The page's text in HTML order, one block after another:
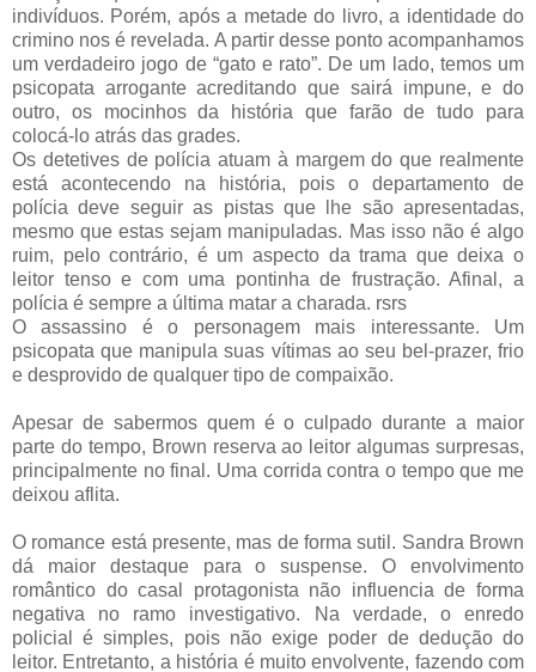
indivíduos. Porém, após a metade do livro, a identidade do
crimino nos é revelada. A partir desse ponto acompanhamos
um verdadeiro jogo de “gato e rato”. De um lado, temos um
psicopata arrogante acreditando que sairá impune, e do
outro, os mocinhos da história que farão de tudo para
colocá-lo atrás das grades.
Os detetives de polícia atuam à margem do que realmente
está acontecendo na história, pois o departamento de
polícia deve seguir as pistas que lhe são apresentadas,
mesmo que estas sejam manipuladas. Mas isso não é algo
ruim, pelo contrário, é um aspecto da trama que deixa o
leitor tenso e com uma pontinha de frustração. Afinal, a
polícia é sempre a última matar a charada. rsrs
O assassino é o personagem mais interessante. Um
psicopata que manipula suas vítimas ao seu bel-prazer, frio
e desprovido de qualquer tipo de compaixão.
Apesar de sabermos quem é o culpado durante a maior
parte do tempo, Brown reserva ao leitor algumas surpresas,
principalmente no final. Uma corrida contra o tempo que me
deixou aflita.
O romance está presente, mas de forma sutil. Sandra Brown
dá maior destaque para o suspense. O envolvimento
romântico do casal protagonista não influencia de forma
negativa no ramo investigativo. Na verdade, o enredo
policial é simples, pois não exige poder de dedução do
leitor. Entretanto, a história é muito envolvente, fazendo com